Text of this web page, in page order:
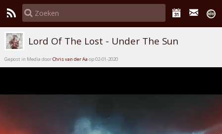
Lord Of The Lost - Under The Sun
Gepost in Media doorChris van der Aa op 02-01-2020